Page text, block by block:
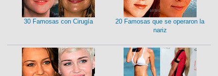
30 Famosas con Cirugía
20 Famosas que se operaron la
nariz